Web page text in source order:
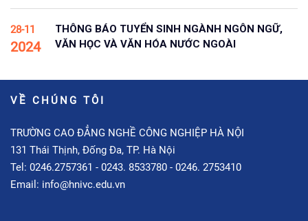
28-11
2024
THÔNG BÁO TUYỂN SINH NGÀNH NGÔN NGỮ,
VĂN HỌC VÀ VĂN HÓA NƯỚC NGOÀI
VỀ CHÚNG TÔI
TRƯỜNG CAO ĐẲNG NGHỀ CÔNG NGHIỆP HÀ NỘI
131 Thái Thịnh, Đống Đa, TP. Hà Nội
Tel: 0246.2757361 - 0243. 8533780 - 0246. 2753410
Email: info@hnivc.edu.vn